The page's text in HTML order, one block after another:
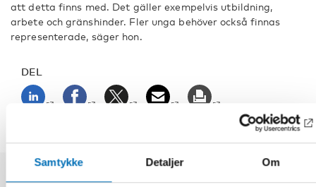
Samtykke Detaljer Om
att detta finns med. Det gäller exempelvis utbildning,
arbete och gränshinder. Fler unga behöver också finnas
representerade, säger hon.
DEL